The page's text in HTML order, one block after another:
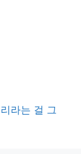
라는 걸 그